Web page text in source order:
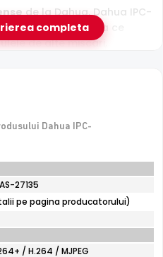
de la Dahua, Dahua IPC-
detectie inteligenta ce
de alte miscari,
IPC-HDBW2541R-ZAS-
si detaliate chiar si la
luminozitate, fara a fi
completa
Dahua IPC-
27135
pe pagina producatorului)
/ H.264 / MJPEG